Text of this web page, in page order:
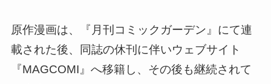
原作漫画は、『月刊コミックガーデン』にて連
載された後、同誌の休刊に伴いウェブサイト
『MAGCOMI』へ移籍し、その後も継続されて